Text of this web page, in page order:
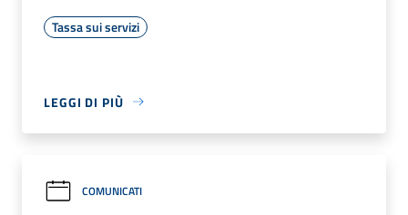
Tassa sui servizi
LEGGI DI PIÙ
COMUNICATI